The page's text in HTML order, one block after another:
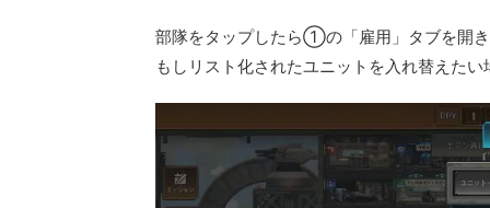
部隊をタップしたら①の「雇用」タブを開
もしリスト化されたユニットを入れ替えた